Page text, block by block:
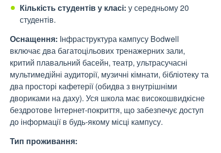
Кількість студентів у класі: у середньому 20
студентів.
Оснащення: Інфраструктура кампусу Bodwell
включає два багатоцільових тренажерних зали,
критий плавальний басейн, театр, ультрасучасні
мультимедійні аудиторії, музичні кімнати, бібліотеку та
два просторі кафетерії (обидва з внутрішніми
двориками на даху). Уся школа має високошвидкісне
бездротове Інтернет-покриття, що забезпечує доступ
до інформації в будь-якому місці кампусу.
Тип проживання: